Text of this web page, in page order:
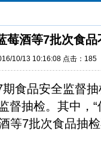
莓酒等7批次食品
10/13 10:16:08 点击： 185
食品安全监督
督抽检。其中，“
等7批次食品抽